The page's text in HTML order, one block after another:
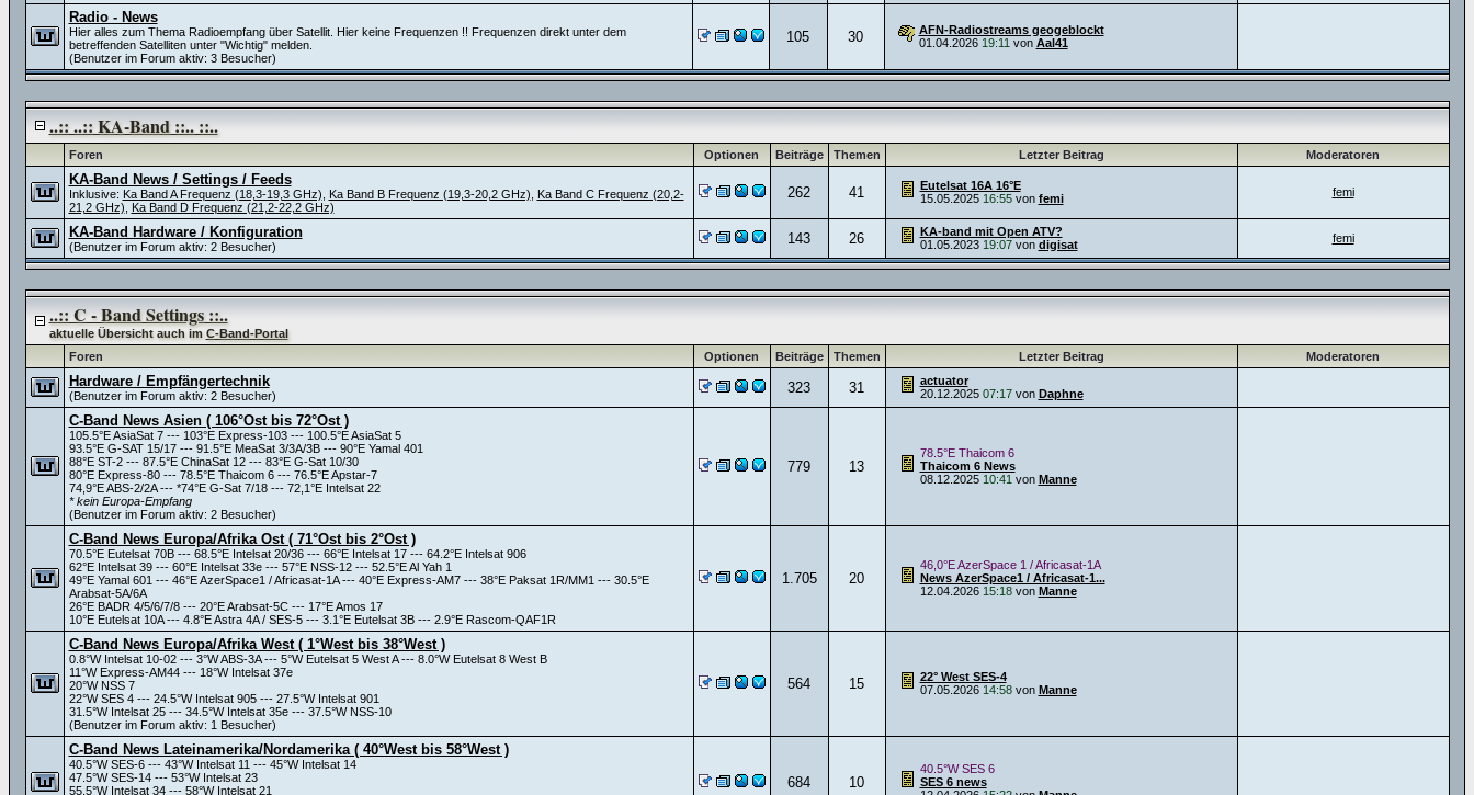
Radio - News
Hier alles zum Thema Radioempfang über Satellit. Hier keine Frequenzen !! Frequenzen direkt unter dem
betreffenden Satelliten unter "Wichtig" melden.
(Benutzer im Forum aktiv: 3 Besucher)
105 30
AFN-Radiostreams geogeblockt
01.04.2026 19:11 von Aal41
..:: ..:: KA-Band ::.. ::..
Foren Optionen Beiträge Themen Letzter Beitrag Moderatoren
KA-Band News / Settings / Feeds
Inklusive: Ka Band A Frequenz (18,3-19,3 GHz) Ka Band B Frequenz (19,3-20,2 GHz)
Ka Band C Frequenz (20,2-
21,2 GHz)
Ka Band D Frequenz (21,2-22,2 GHz)
262 41
Eutelsat 16A 16°E
15.05.2025 16:55von femi femi
KA-Band Hardware / Konfiguration
(Benutzer im Forum aktiv: 2 Besucher) 143 26
KA-band mit Open ATV?
01.05.2023 19:07von digisat femi
..:: C - Band Settings ::..
aktuelle Übersicht auch im C-Band-Portal
Foren
Optionen Beiträge Themen Letzter Beitrag Moderatoren
Hardware / Empfängertechnik
(Benutzer im Forum aktiv: 2 Besucher) 323 31
actuator
20.12.2025 07:17von Daphne
C-Band News Asien ( 106°Ost bis 72°Ost )
105.5°E AsiaSat 7 --- 103°E Express-103 --- 100.5°E AsiaSat 5
93.5°E G-SAT 15/17 --- 91.5°E MeaSat 3/3A/3B --- 90°E Yamal 401
88°E ST-2 --- 87.5°E ChinaSat 12 --- 83°E G-Sat 10/30
80°E Express-80 --- 78.5°E Thaicom 6 --- 76.5°E Apstar-7
74,9°E ABS-2/2A --- *74°E G-Sat 7/18 --- 72,1°E Intelsat 22
* kein Europa-Empfang
(Benutzer im Forum aktiv: 2 Besucher)
779 13
78.5°E Thaicom 6
Thaicom 6 News
08.12.2025 10:41 von Manne
C-Band News Europa/Afrika Ost ( 71°Ost bis 2°Ost )
70.5°E Eutelsat 70B --- 68.5°E Intelsat 20/36 --- 66°E Intelsat 17 --- 64.2°E Intelsat 906
62°E Intelsat 39 --- 60°E Intelsat 33e --- 57°E NSS-12 --- 52.5°E Al Yah 1
49°E Yamal 601 --- 46°E AzerSpace1 / Africasat-1A --- 40°E Express-AM7 --- 38°E Paksat 1R/MM1 --- 30.5°E
Arabsat-5A/6A
26°E BADR 4/5/6/7/8 --- 20°E Arabsat-5C --- 17°E Amos 17
10°E Eutelsat 10A --- 4.8°E Astra 4A / SES-5 --- 3.1°E Eutelsat 3B --- 2.9°E Rascom-QAF1R
1.705 20
46,0°E AzerSpace 1 / Africasat-1A
News AzerSpace1 / Africasat-1...
12.04.2026 15:18von Manne
C-Band News Europa/Afrika West ( 1°West bis 38°West )
0.8°W Intelsat 10-02 --- 3°W ABS-3A --- 5°W Eutelsat 5 West A --- 8.0°W Eutelsat 8 West B
11°W Express-AM44 --- 18°W Intelsat 37e
20°W NSS 7
22°W SES 4 --- 24.5°W Intelsat 905 --- 27.5°W Intelsat 901
31.5°W Intelsat 25 --- 34.5°W Intelsat 35e --- 37.5°W NSS-10
(Benutzer im Forum aktiv: 1 Besucher)
564 15
22° West SES-4
07.05.2026 14:58von Manne
C-Band News Lateinamerika/Nordamerika ( 40°West bis 58°West )
40.5°W SES-6 --- 43°W Intelsat 11 --- 45°W Intelsat 14
47.5°W SES-14 --- 53°W Intelsat 23
55.5°W Intelsat 34 --- 58°W Intelsat 21
684 10
40.5°W SES 6
SES 6 news